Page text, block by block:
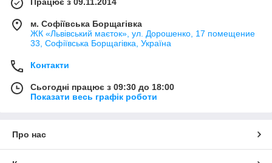
м. Софіївська Борщагівка
ЖК «Львівський маєток», ул. Дорошенко, 17 помещение
33, Софіївська Борщагівка, Україна
Контакти
Сьогодні працює з 09:30 до 18:00
Показати весь графік роботи
Про нас